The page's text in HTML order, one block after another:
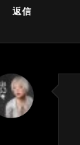
返信